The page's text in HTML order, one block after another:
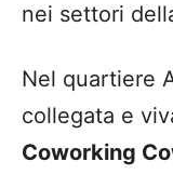
nei settori
Nel quartiere
collegata e
Coworking